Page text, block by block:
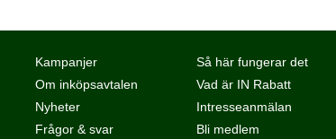
Kampanjer
Om inköpsavtalen
Nyheter
Frågor & svar
Så här fungerar det
Vad är IN Rabatt
Intresseanmälan
Bli medlem